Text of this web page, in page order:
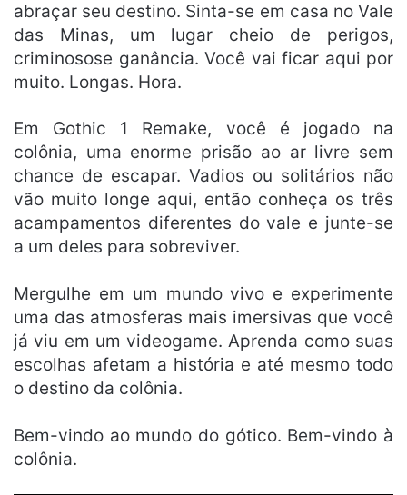
abraçar seu destino. Sinta-se em casa no Vale
das Minas, um lugar cheio de perigos,
criminosose ganância. Você vai ficar aqui por
muito. Longas. Hora.
Em Gothic 1 Remake, você é jogado na
colônia, uma enorme prisão ao ar livre sem
chance de escapar. Vadios ou solitários não
vão muito longe aqui, então conheça os três
acampamentos diferentes do vale e junte-se
a um deles para sobreviver.
Mergulhe em um mundo vivo e experimente
uma das atmosferas mais imersivas que você
já viu em um videogame. Aprenda como suas
escolhas afetam a história e até mesmo todo
o destino da colônia.
Bem-vindo ao mundo do gótico. Bem-vindo à
colônia.